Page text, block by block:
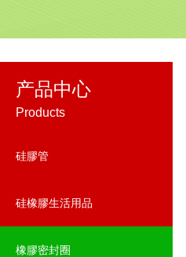
产品中心
Products
硅膠管
硅橡膠生活用品
橡膠密封圈